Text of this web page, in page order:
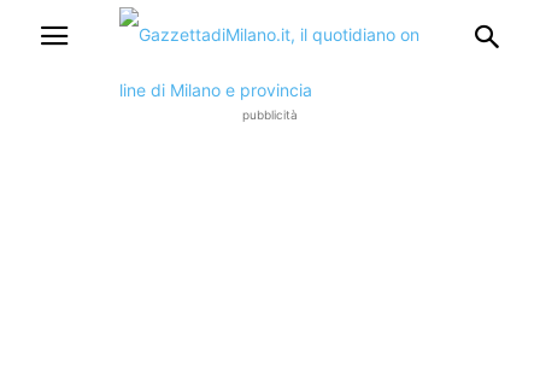
pubblicità